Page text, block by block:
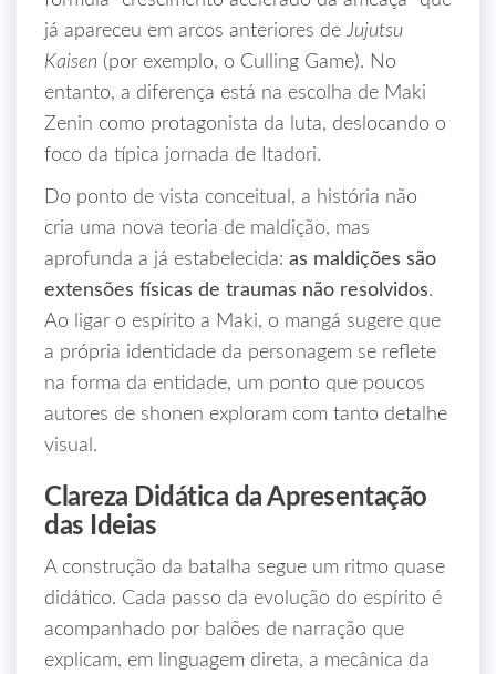
já apareceu em arcos anteriores deJujutsu
Kaisen (por exemplo, o Culling Game). No
entanto, a diferença está na escolha de Maki
Zenin como protagonista da luta, deslocando o
foco da típica jornada de Itadori.
Do ponto de vista conceitual, a história não
cria uma nova teoria de maldição, mas
aprofunda a já estabelecida: as maldições são
extensões físicas de traumas não resolvidos.
Ao ligar o espírito a Maki, o mangá sugere que
a própria identidade da personagem se reflete
na forma da entidade, um ponto que poucos
autores de shonen exploram com tanto detalhe
visual.
Clareza Didática da Apresentação
das Ideias
A construção da batalha segue um ritmo quase
didático. Cada passo da evolução do espírito é
acompanhado por balões de narração que
explicam, em linguagem direta, a mecânica da